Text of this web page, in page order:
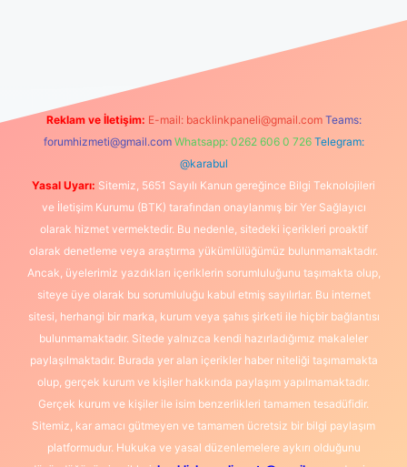
Reklam ve İletişim: E-mail: backlinkpaneli@gmail.com Teams:
forumhizmeti@gmail.com Whatsapp: 0262 606 0 726 Telegram:
@karabul
Yasal Uyarı: Sitemiz, 5651 Sayılı Kanun gereğince Bilgi Teknolojileri
ve İletişim Kurumu (BTK) tarafından onaylanmış bir Yer Sağlayıcı
olarak hizmet vermektedir. Bu nedenle, sitedeki içerikleri proaktif
olarak denetleme veya araştırma yükümlülüğümüz bulunmamaktadır.
Ancak, üyelerimiz yazdıkları içeriklerin sorumluluğunu taşımakta olup,
siteye üye olarak bu sorumluluğu kabul etmiş sayılırlar. Bu internet
sitesi, herhangi bir marka, kurum veya şahıs şirketi ile hiçbir bağlantısı
bulunmamaktadır. Sitede yalnızca kendi hazırladığımız makaleler
paylaşılmaktadır. Burada yer alan içerikler haber niteliği taşımamakta
olup, gerçek kurum ve kişiler hakkında paylaşım yapılmamaktadır.
Gerçek kurum ve kişiler ile isim benzerlikleri tamamen tesadüfidir.
Sitemiz, kar amacı gütmeyen ve tamamen ücretsiz bir bilgi paylaşım
platformudur. Hukuka ve yasal düzenlemelere aykırı olduğunu